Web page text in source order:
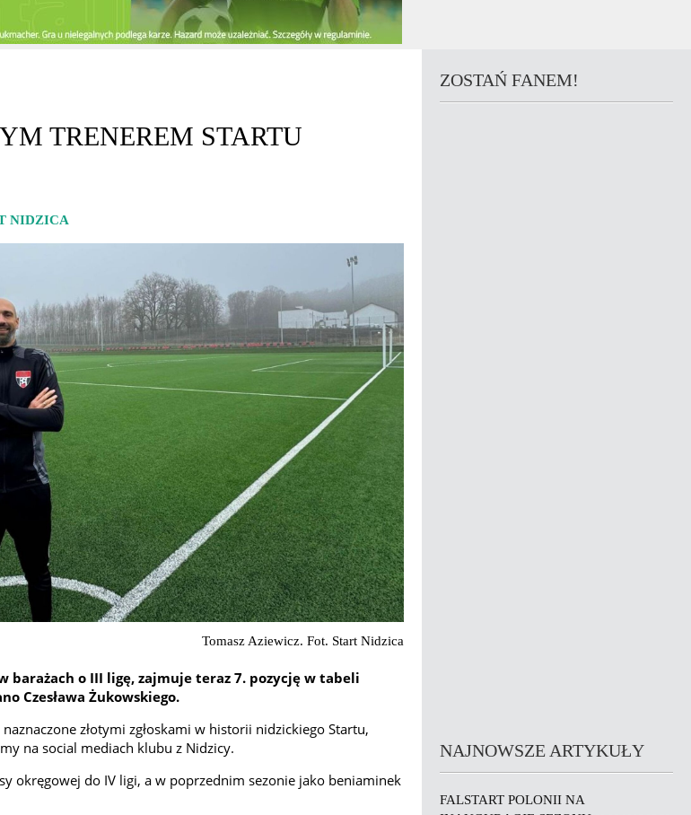
TRENEREM STARTU
NIDZICA
Tomasz Aziewicz. Fot. Start Nidzica
barażach o III ligę, zajmuje teraz 7. pozycję w tabeli
Czesława Żukowskiego.
złotymi zgłoskami w historii nidzickiego Startu,
na social mediach klubu z Nidzicy.
okręgowej do IV ligi, a w poprzednim sezonie jako beniaminek
ZOSTAŃ FANEM!
NAJNOWSZE ARTYKUŁY
FALSTART POLONII NA